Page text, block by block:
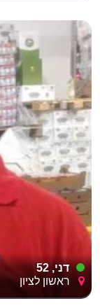
דני, 52
ראשון לציון